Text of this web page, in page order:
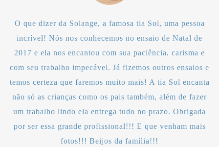
O que dizer da Solange, a famosa tia Sol, uma pessoa
incrível! Nós nos conhecemos no ensaio de Natal de
2017 e ela nos encantou com sua paciência, carisma e
com seu trabalho impecável. Já fizemos outros ensaios e
temos certeza que faremos muito mais! A tia Sol encanta
não só as crianças como os pais também, além de fazer
um trabalho lindo ela entrega tudo no prazo. Obrigada
por ser essa grande profissional!!! E que venham mais
fotos!!! Beijos da família!!!